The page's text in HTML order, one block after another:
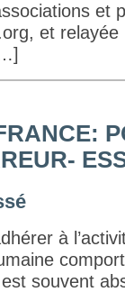
et
et relayée
à
souvent